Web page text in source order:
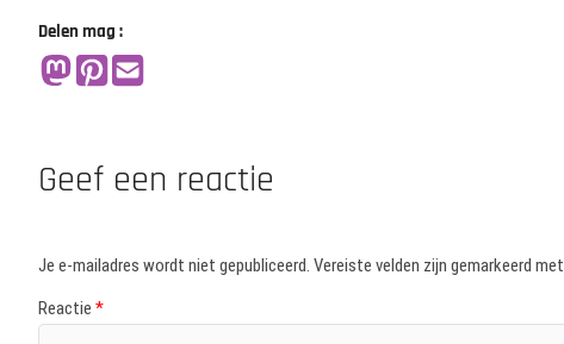
Delen mag :
Geef een reactie
Je e-mailadres wordt niet gepubliceerd. Vereiste velden zijn gemarkeerd met
Reactie *